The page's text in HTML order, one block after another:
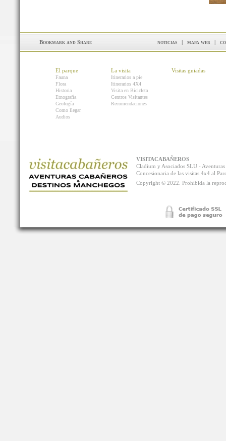
noticias | mapa web |
El parque
Fauna
Flora
Historia
Etnografía
Geología
Como llegar
Audios
La visita
Itinerarios a pie
Itinerarios 4X4
Visita en Bicicleta
Centros Visitantes
Recomendaciones
Visitas guiadas
VISITACABAÑEROS
Cladium y Asociados SLU -
Concesionaria de las visitas 4x4 al
Copyright © 2022. Prohibida la